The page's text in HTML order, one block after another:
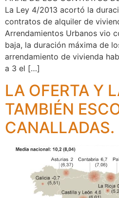
La Ley 4/2013 acortó la
contratos de alquiler de
Arrendamientos Urbanos vio
baja, la duración máxima de
arrendamiento de vivienda
a 3 el […]
LA OFERTA Y
TAMBIÉN
CANALLADAS.